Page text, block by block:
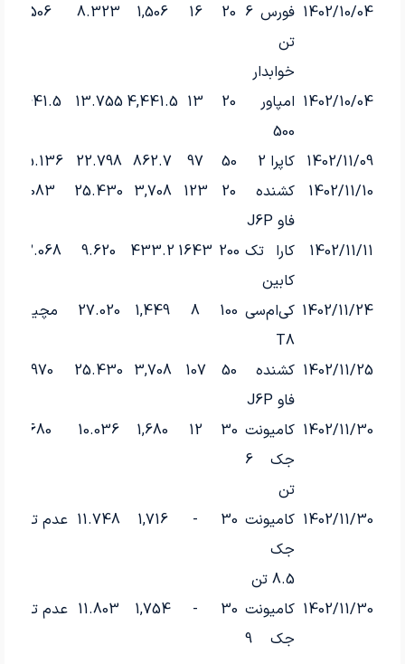
1402/10/04
فورس 6
تن
خوابدار
20
16
1,506
8.323
1,506
1402/10/04 امپاور
500
20
13
4,441.5
13.755
4,441.5
1402/11/09 کاپرا 2 50
97
862.7
22.798
875.136
1402/11/10
کشنده
فاو J6P
20
123
3,708
25.430
4,083
1402/11/11
کارا تک
کابین
200
1643
433.2
9.620
502.068
1402/11/24 کی‌ام‌سی
T8
100
8
1,449
27.020 مچینگ
1402/11/25 کشنده
فاو J6P
50
107
3,708
25.430
3,970
1402/11/30 کامیونت
جک 6
تن
30
12
1,680
10.036
1,680
1402/11/30 کامیونت
جک
8.5 تن
30
-
1,716
11.748 عدم تقاضا
1402/11/30 کامیونت
جک 9
30
-
1,754
11.803 عدم تقاضا